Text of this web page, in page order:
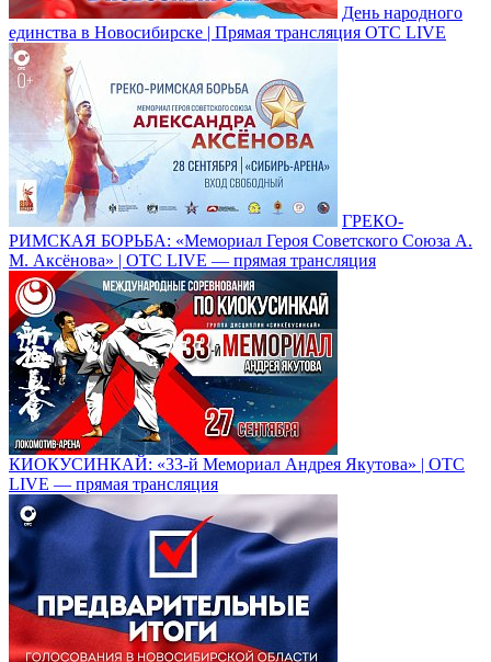
День народного
единства в Новосибирске | Прямая трансляция ОТС LIVE
ГРЕКО-
РИМСКАЯ БОРЬБА: «Мемориал Героя Советского Союза А.
М. Аксёнова» | ОТС LIVE — прямая трансляция
КИОКУСИНКАЙ: «33-й Мемориал Андрея Якутова» | OTC
LIVE — прямая трансляция